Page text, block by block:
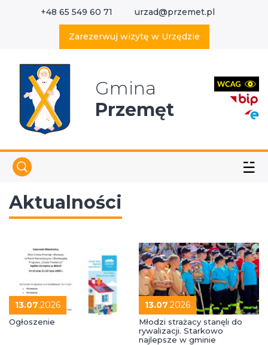
+48 65 549 60 71 urzad@przemet.pl
Zarezerwuj wizytę w Urzędzie
Gmina
Przemęt
☱
Aktualności
13.07.2026
Ogłoszenie
13.07.2026
Młodzi strażacy stanęli do
rywalizacji. Starkowo
najlepsze w gminie
Wyszukaj w serwisie